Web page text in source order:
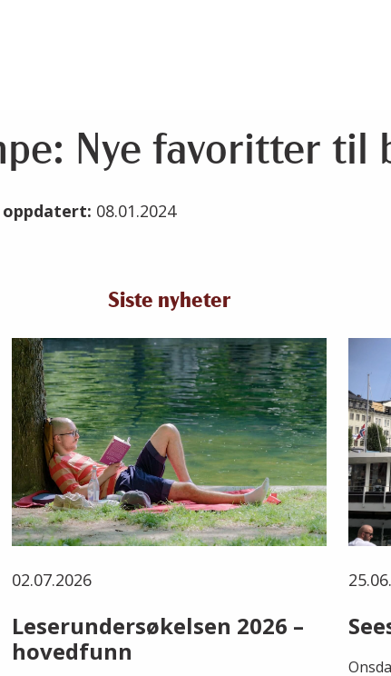
Nye favoritter til
oppdatert: 08.01.2024
Siste nyheter
02.07.2026
Leserundersøkelsen 2026 –
hovedfunn